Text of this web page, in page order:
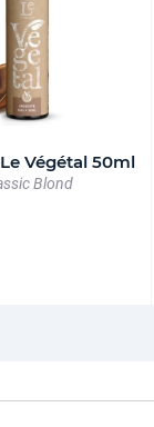
Végétal 50ml
Blond